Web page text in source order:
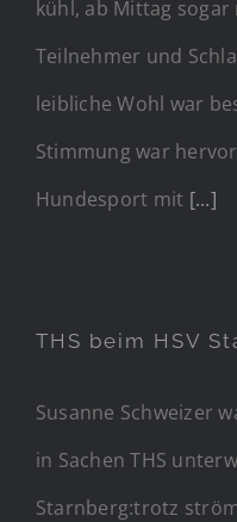
kühl, ab Mittag
Teilnehmer und
leibliche Wohl war
Stimmung war
Hundesport mit [...]
THS beim HSV
Susanne Schweizer
in Sachen THS
Starnberg:trotz